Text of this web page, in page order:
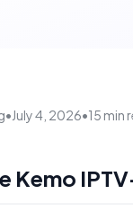
•July 4, 2026•15 min
Kemo